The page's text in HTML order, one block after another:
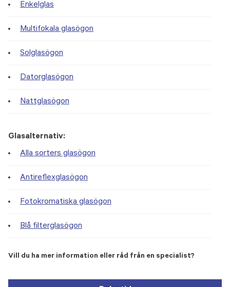
Enkelglas
Multifokala glasögon
Solglasögon
Datorglasögon
Nattglasögon
Glasalternativ:
Alla sorters glasögon
Antireflexglasögon
Fotokromatiska glasögon
Blå filterglasögon
Vill du ha mer information eller råd från en specialist?